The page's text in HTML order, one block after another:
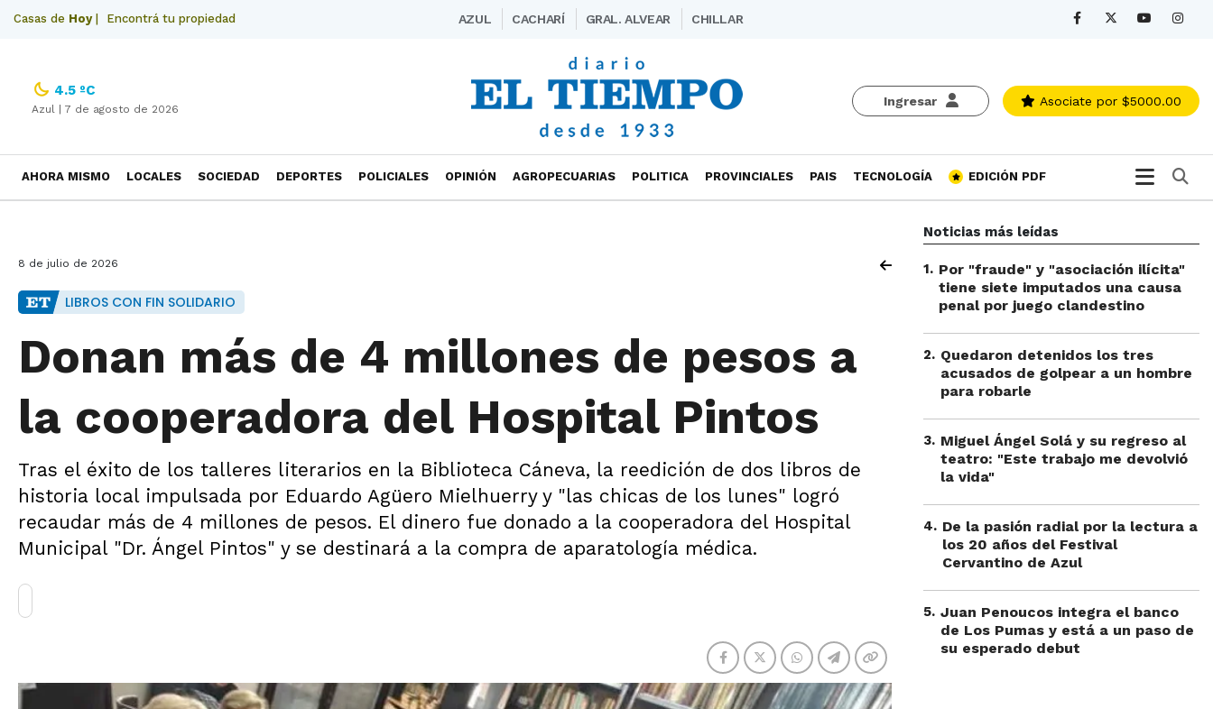
Casas de Hoy| Encontrá tu propiedad AZUL CACHARÍ GRAL. ALVEAR CHILLAR
Ingresar Asociate por $5000.00
4.5 ºC
Azul | 7 de agosto de 2026
AHORA MISMO LOCALES SOCIEDAD DEPORTES POLICIALES OPINIÓN AGROPECUARIAS POLITICA PROVINCIALES PAIS TECNOLOGÍA EDICIÓN PDF
8 de julio de 2026
LIBROS CON FIN SOLIDARIO
Donan más de 4 millones de pesos a
la cooperadora del Hospital Pintos
Tras el éxito de los talleres literarios en la Biblioteca Cáneva, la reedición de dos libros de
historia local impulsada por Eduardo Agüero Mielhuerry y "las chicas de los lunes" logró
recaudar más de 4 millones de pesos. El dinero fue donado a la cooperadora del Hospital
Municipal "Dr. Ángel Pintos" y se destinará a la compra de aparatología médica.
Noticias más leídas
1. Por "fraude" y "asociación ilícita"
tiene siete imputados una causa
penal por juego clandestino
2. Quedaron detenidos los tres
acusados de golpear a un hombre
para robarle
3. Miguel Ángel Solá y su regreso al
teatro: "Este trabajo me devolvió
la vida"
4. De la pasión radial por la lectura a
los 20 años del Festival
Cervantino de Azul
5. Juan Penoucos integra el banco
de Los Pumas y está a un paso de
su esperado debut